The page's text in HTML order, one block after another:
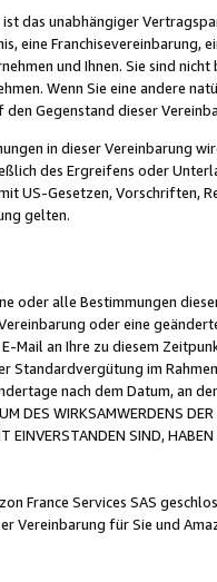
ist das unabhängiger
eine Franchisevereinbarung,
und Ihnen. Sie sind
Wenn Sie eine andere
den Gegenstand dieser
in dieser Vereinbarung
des Ergreifens oder
US-Gesetzen, Vorschriften,
gelten.
oder alle Bestimmungen
oder eine
Mail an Ihre zu diesem
Standardvergütung im
nach dem Datum, an
DES WIRKSAMWERDENS
EINVERSTANDEN SIND,
France Services SAS
Vereinbarung für Sie und